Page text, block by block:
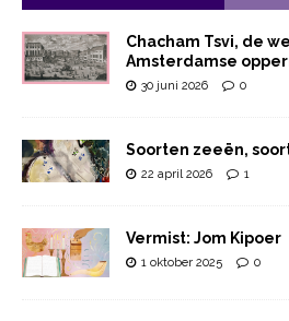
Chacham Tsvi, de
Amsterdamse
30 juni 2026 0
Soorten zeeën,
22 april 2026 1
Vermist: Jom Kipoer
1 oktober 2025 0